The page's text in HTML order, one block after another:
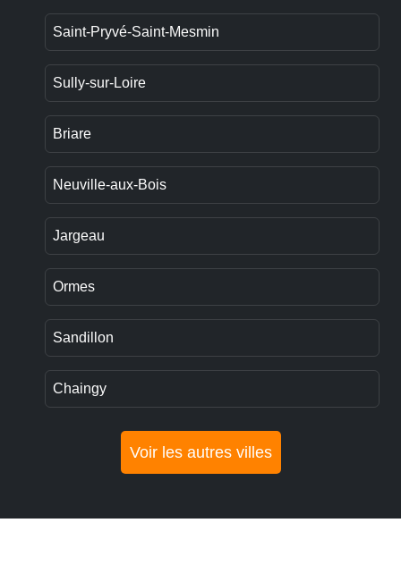
Saint-Pryvé-Saint-Mesmin
Sully-sur-Loire
Briare
Neuville-aux-Bois
Jargeau
Ormes
Sandillon
Chaingy
Voir les autres villes